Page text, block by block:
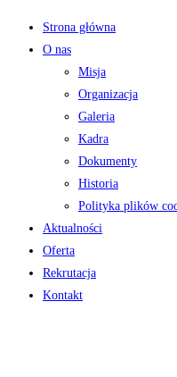
Strona główna
O nas
Misja
Organizacja
Galeria
Kadra
Dokumenty
Historia
Polityka plików
Aktualności
Oferta
Rekrutacja
Kontakt